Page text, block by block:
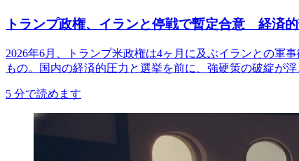
トランプ政権、イランと停戦で暫定合意 経済
2026年6月、トランプ米政権は4ヶ月に及ぶイランとの軍
もの。国内の経済的圧力と選挙を前に、強硬策の破綻が浮
5 分で読めます